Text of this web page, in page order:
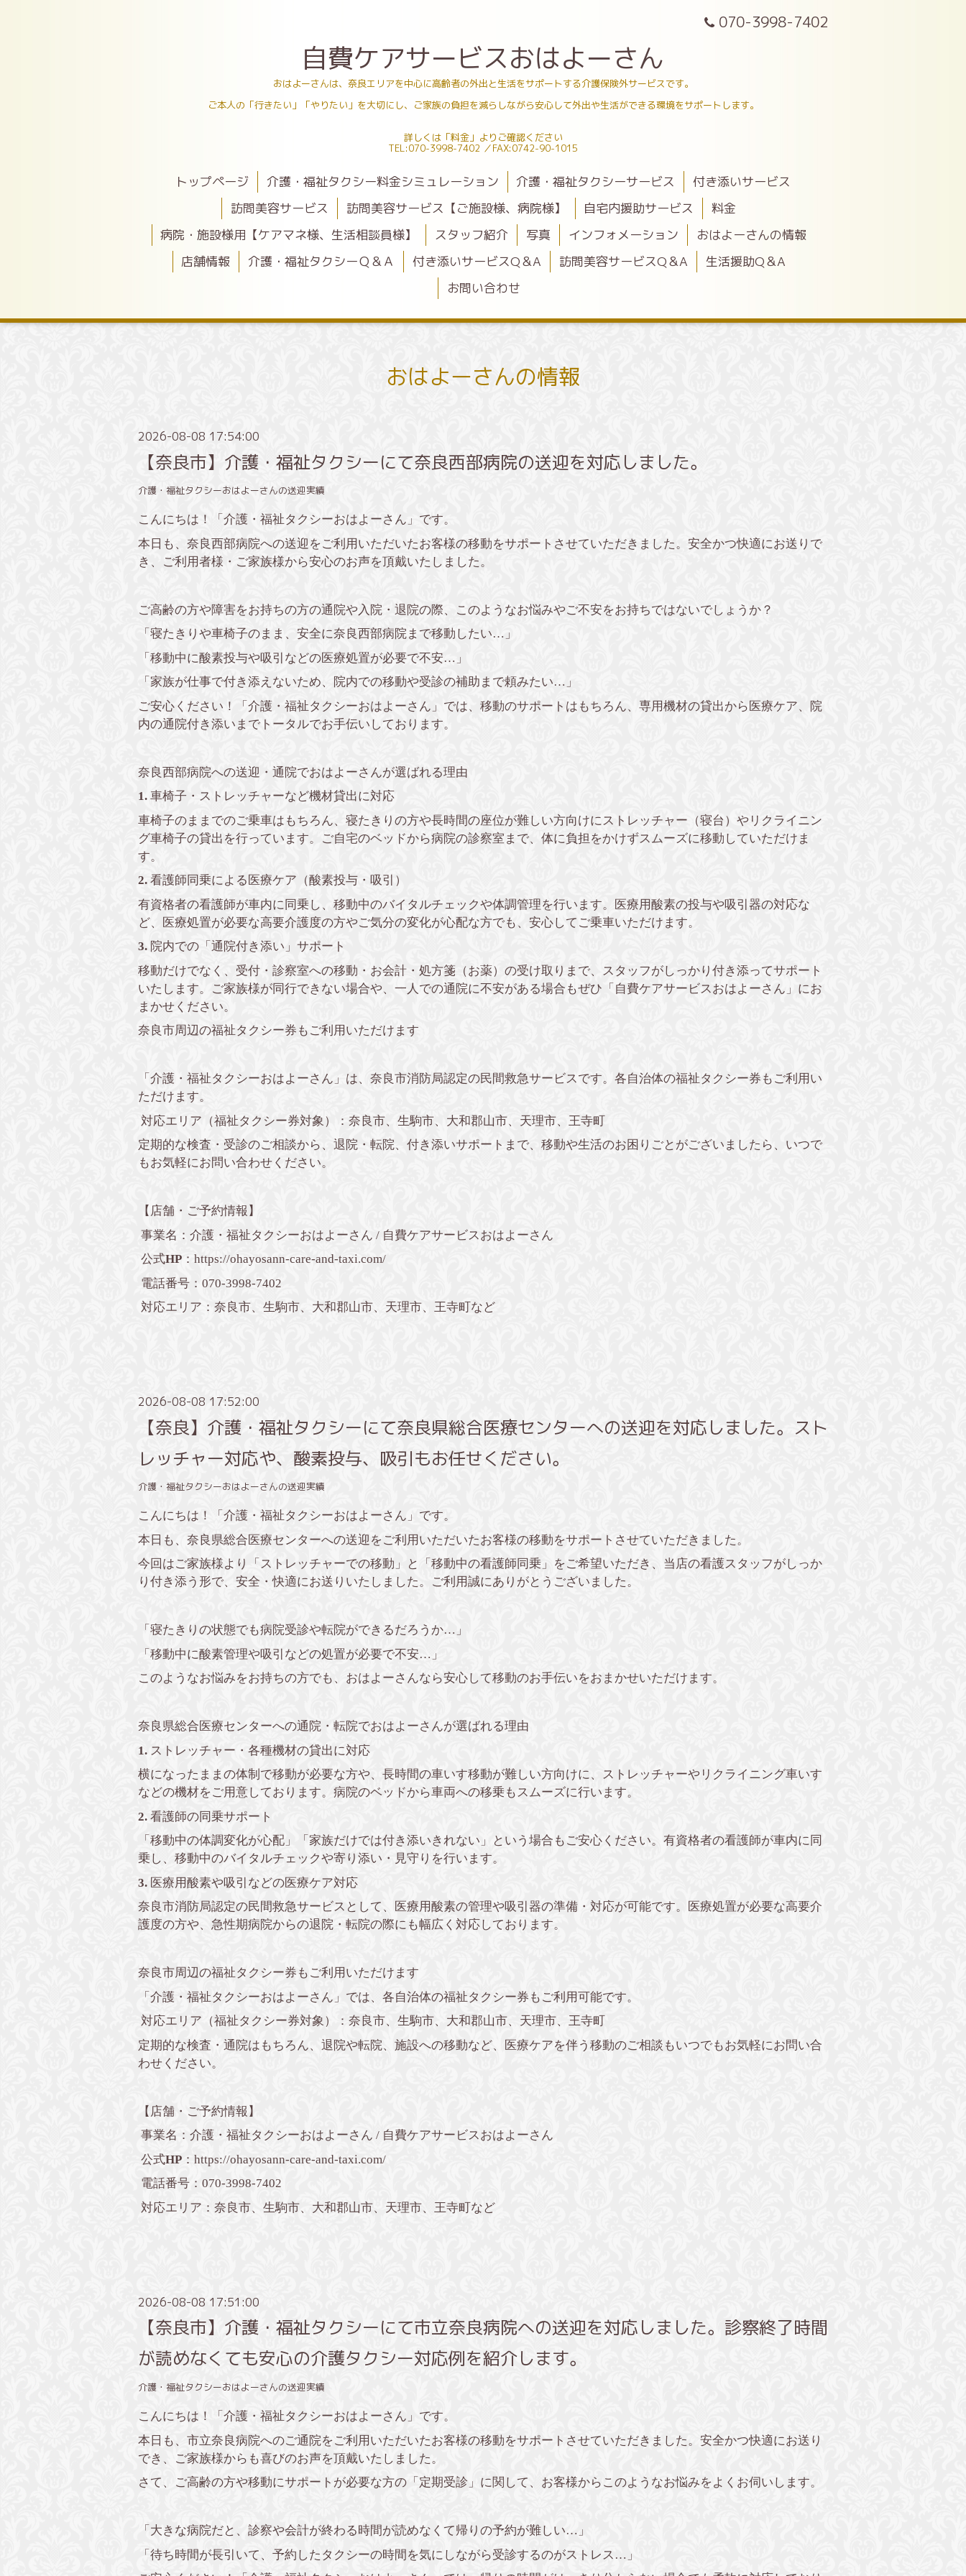
070-3998-7402
自費ケアサービスおはよーさん
おはよーさんは、奈良エリアを中心に高齢者の外出と生活をサポートする介護保険外サービスです。
ご本人の「行きたい」「やりたい」を大切にし、ご家族の負担を減らしながら安心して外出や生活ができる環境をサポートします。
詳しくは「料金」よりご確認ください
TEL:070-3998-7402 ／FAX:0742-90-1015
トップページ 介護・福祉タクシー料金シミュレーション 介護・福祉タクシーサービス
付き添いサービス
訪問美容サービス
訪問美容サービス【ご施設様、病院様】 自宅内援助サービス
料金
病院・施設様用【ケアマネ様、生活相談員様】
スタッフ紹介 写真 インフォメーション
おはよーさんの情報
店舗情報
介護・福祉タクシーＱ＆Ａ 付き添いサービスQ＆A 訪問美容サービスQ＆A
生活援助Q＆A
お問い合わせ
おはよーさんの情報
2026-08-08 17:54:00
【奈良市】介護・福祉タクシーにて奈良西部病院の送迎を対応しました。
介護・福祉タクシーおはよーさんの送迎実績
こんにちは！「介護・福祉タクシーおはよーさん」です。
本日も、奈良西部病院への送迎をご利用いただいたお客様の移動をサポートさせていただきました。安全かつ快適にお送りで
き、ご利用者様・ご家族様から安心のお声を頂戴いたしました。
ご高齢の方や障害をお持ちの方の通院や入院・退院の際、このようなお悩みやご不安をお持ちではないでしょうか？
「寝たきりや車椅子のまま、安全に奈良西部病院まで移動したい…」
「移動中に酸素投与や吸引などの医療処置が必要で不安…」
「家族が仕事で付き添えないため、院内での移動や受診の補助まで頼みたい…」
ご安心ください！「介護・福祉タクシーおはよーさん」では、移動のサポートはもちろん、専用機材の貸出から医療ケア、院
内の通院付き添いまでトータルでお手伝いしております。
奈良西部病院への送迎・通院でおはよーさんが選ばれる理由
1. 車椅子・ストレッチャーなど機材貸出に対応
車椅子のままでのご乗車はもちろん、寝たきりの方や長時間の座位が難しい方向けにストレッチャー（寝台）やリクライニン
グ車椅子の貸出を行っています。ご自宅のベッドから病院の診察室まで、体に負担をかけずスムーズに移動していただけま
す。
2. 看護師同乗による医療ケア（酸素投与・吸引）
有資格者の看護師が車内に同乗し、移動中のバイタルチェックや体調管理を行います。医療用酸素の投与や吸引器の対応な
ど、医療処置が必要な高要介護度の方やご気分の変化が心配な方でも、安心してご乗車いただけます。
3. 院内での「通院付き添い」サポート
移動だけでなく、受付・診察室への移動・お会計・処方箋（お薬）の受け取りまで、スタッフがしっかり付き添ってサポート
いたします。ご家族様が同行できない場合や、一人での通院に不安がある場合もぜひ「自費ケアサービスおはよーさん」にお
まかせください。
奈良市周辺の福祉タクシー券もご利用いただけます
「介護・福祉タクシーおはよーさん」は、奈良市消防局認定の民間救急サービスです。各自治体の福祉タクシー券もご利用い
ただけます。
対応エリア（福祉タクシー券対象）：奈良市、生駒市、大和郡山市、天理市、王寺町
定期的な検査・受診のご相談から、退院・転院、付き添いサポートまで、移動や生活のお困りごとがございましたら、いつで
もお気軽にお問い合わせください。
【店舗・ご予約情報】
事業名：介護・福祉タクシーおはよーさん / 自費ケアサービスおはよーさん
公式HP ： https://ohayosann-care-and-taxi.com/
電話番号：070-3998-7402
対応エリア：奈良市、生駒市、大和郡山市、天理市、王寺町など
2026-08-08 17:52:00
【奈良】介護・福祉タクシーにて奈良県総合医療センターへの送迎を対応しました。スト
レッチャー対応や、酸素投与、吸引もお任せください。
介護・福祉タクシーおはよーさんの送迎実績
こんにちは！「介護・福祉タクシーおはよーさん」です。
本日も、奈良県総合医療センターへの送迎をご利用いただいたお客様の移動をサポートさせていただきました。
今回はご家族様より「ストレッチャーでの移動」と「移動中の看護師同乗」をご希望いただき、当店の看護スタッフがしっか
り付き添う形で、安全・快適にお送りいたしました。ご利用誠にありがとうございました。
「寝たきりの状態でも病院受診や転院ができるだろうか…」
「移動中に酸素管理や吸引などの処置が必要で不安…」
このようなお悩みをお持ちの方でも、おはよーさんなら安心して移動のお手伝いをおまかせいただけます。
奈良県総合医療センターへの通院・転院でおはよーさんが選ばれる理由
1. ストレッチャー・各種機材の貸出に対応
横になったままの体制で移動が必要な方や、長時間の車いす移動が難しい方向けに、ストレッチャーやリクライニング車いす
などの機材をご用意しております。病院のベッドから車両への移乗もスムーズに行います。
2. 看護師の同乗サポート
「移動中の体調変化が心配」「家族だけでは付き添いきれない」という場合もご安心ください。有資格者の看護師が車内に同
乗し、移動中のバイタルチェックや寄り添い・見守りを行います。
3. 医療用酸素や吸引などの医療ケア対応
奈良市消防局認定の民間救急サービスとして、医療用酸素の管理や吸引器の準備・対応が可能です。医療処置が必要な高要介
護度の方や、急性期病院からの退院・転院の際にも幅広く対応しております。
奈良市周辺の福祉タクシー券もご利用いただけます
「介護・福祉タクシーおはよーさん」では、各自治体の福祉タクシー券もご利用可能です。
対応エリア（福祉タクシー券対象）：奈良市、生駒市、大和郡山市、天理市、王寺町
定期的な検査・通院はもちろん、退院や転院、施設への移動など、医療ケアを伴う移動のご相談もいつでもお気軽にお問い合
わせください。
【店舗・ご予約情報】
事業名：介護・福祉タクシーおはよーさん / 自費ケアサービスおはよーさん
公式HP ： https://ohayosann-care-and-taxi.com/
電話番号：070-3998-7402
対応エリア：奈良市、生駒市、大和郡山市、天理市、王寺町など
2026-08-08 17:51:00
【奈良市】介護・福祉タクシーにて市立奈良病院への送迎を対応しました。診察終了時間
が読めなくても安心の介護タクシー対応例を紹介します。
介護・福祉タクシーおはよーさんの送迎実績
こんにちは！「介護・福祉タクシーおはよーさん」です。
本日も、市立奈良病院へのご通院をご利用いただいたお客様の移動をサポートさせていただきました。安全かつ快適にお送り
でき、ご家族様からも喜びのお声を頂戴いたしました。
さて、ご高齢の方や移動にサポートが必要な方の「定期受診」に関して、お客様からこのようなお悩みをよくお伺いします。
「大きな病院だと、診察や会計が終わる時間が読めなくて帰りの予約が難しい…」
「待ち時間が長引いて、予約したタクシーの時間を気にしながら受診するのがストレス…」